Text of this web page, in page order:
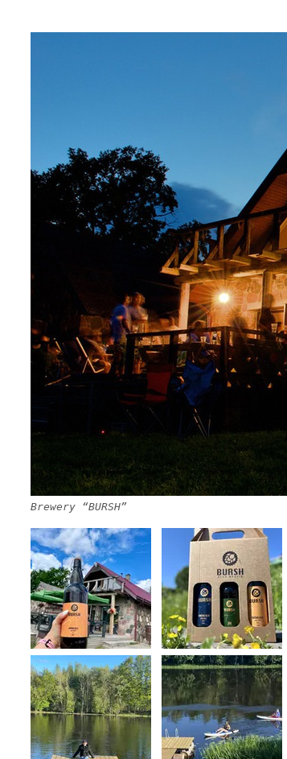
Brewery “BURSH”